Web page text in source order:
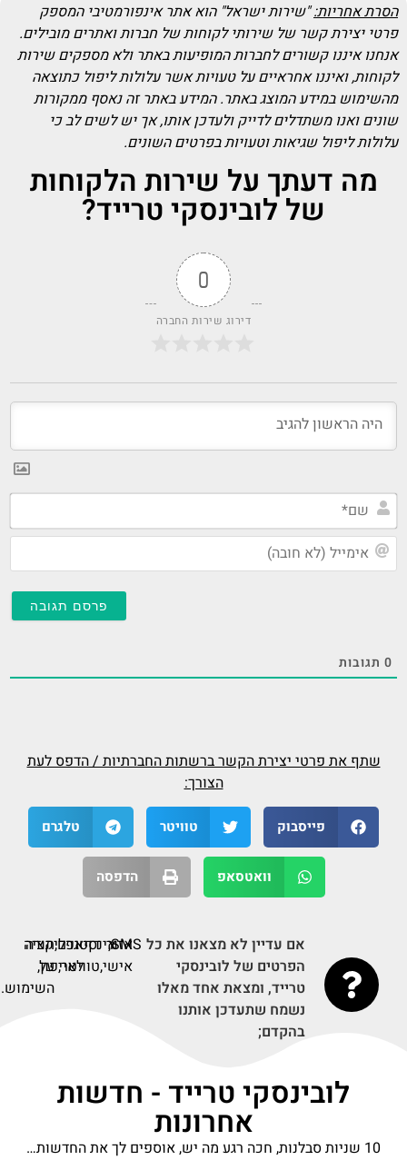
הסרת אחריות:"שירות ישראל" הוא אתר אינפורמטיבי המספק
פרטי יצירת קשר של שירותי לקוחות של חברות ואתרים מובילים.
אנחנו איננו קשורים לחברות המופיעות באתר ולא מספקים שירות
לקוחות, ואיננו אחראיים על טעויות אשר עלולות ליפול כתוצאה
מהשימוש במידע המוצג באתר. המידע באתר זה נאסף ממקורות
שונים ואנו משתדלים לדייק ולעדכן אותו, אך יש לשים לב כי
עלולות ליפול שגיאות וטעויות בפרטים השונים.
מה דעתך על שירות הלקוחות
של לובינסקי טרייד?
0
דירוג שירות החברה
0 תגובות
שתף את פרטי יצירת הקשר ברשתות החברתיות / הדפס לעת
הצורך:
פייסבוק טוויטר טלגרם
וואטסאפ הדפסה
אם עדיין לא מצאנו את כל
הפרטים של לובינסקי
טרייד, ומצאת אחד מאלו
נשמח שתעדכן אותנו
בהקדם;
SMS,
אזור
אישי,
אינסטגרם,
דף
טוויטר,
אפליקציה
לאייפון,
תודה
על
השימוש.
לובינסקי טרייד - חדשות
אחרונות
10 שניות סבלנות, חכה רגע מה יש, אוספים לך את החדשות…